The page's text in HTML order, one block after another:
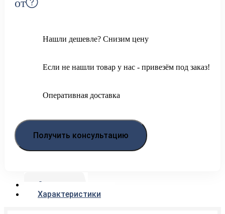
от
Нашли дешевле? Снизим цену
Если не нашли товар у нас - привезём под заказ!
Оперативная доставка
Получить консультацию
Описание
Характеристики